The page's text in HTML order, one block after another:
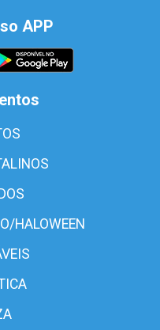
APP
HALOWEEN